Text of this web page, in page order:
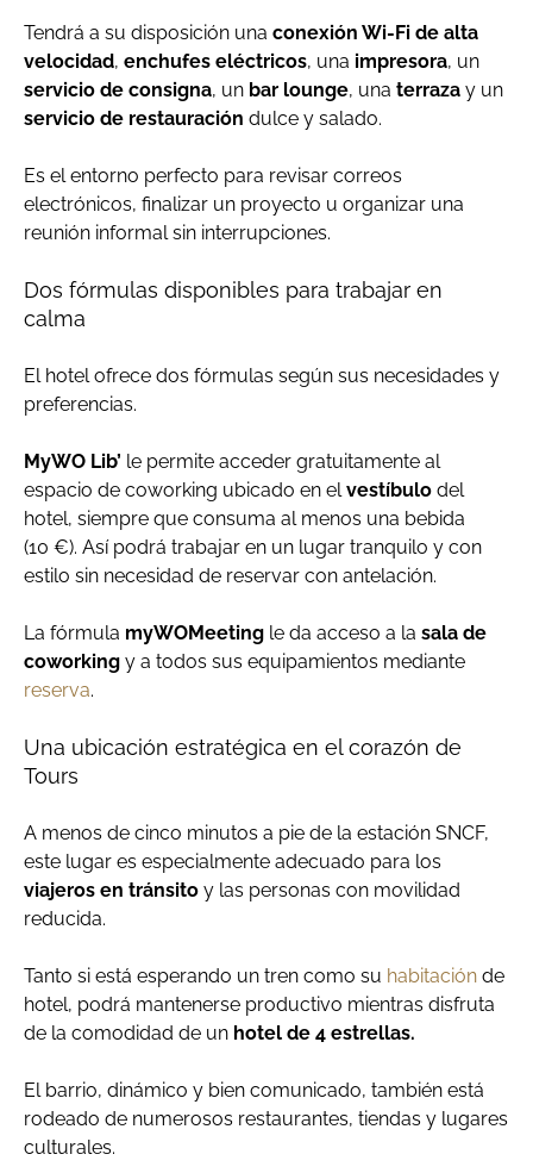
Tendrá a su disposición una conexión Wi-Fi de alta
velocidad, enchufes eléctricos, una impresora, un
servicio de consigna, un bar lounge, una terraza y un
servicio de restauración dulce y salado.
Es el entorno perfecto para revisar correos
electrónicos, finalizar un proyecto u organizar una
reunión informal sin interrupciones.
Dos fórmulas disponibles para trabajar en
calma
El hotel ofrece dos fórmulas según sus necesidades y
preferencias.
MyWO Lib’ le permite acceder gratuitamente al
espacio de coworking ubicado en elvestíbulo del
hotel, siempre que consuma al menos una bebida
(10 €). Así podrá trabajar en un lugar tranquilo y con
estilo sin necesidad de reservar con antelación.
La fórmula myWOMeeting le da acceso a la sala de
coworking y a todos sus equipamientos mediante
reserva.
Una ubicación estratégica en el corazón de
Tours
A menos de cinco minutos a pie de la estación SNCF,
este lugar es especialmente adecuado para los
viajeros en tránsito y las personas con movilidad
reducida.
Tanto si está esperando un tren como su habitación de
hotel, podrá mantenerse productivo mientras disfruta
de la comodidad de un hotel de 4 estrellas.
El barrio, dinámico y bien comunicado, también está
rodeado de numerosos restaurantes, tiendas y lugares
culturales.